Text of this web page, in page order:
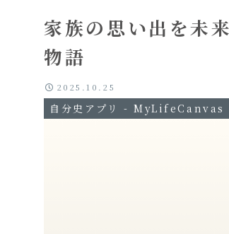
家族の思い出を
物語
自分史アプリ - MyLifeCanvas
2025.10.25